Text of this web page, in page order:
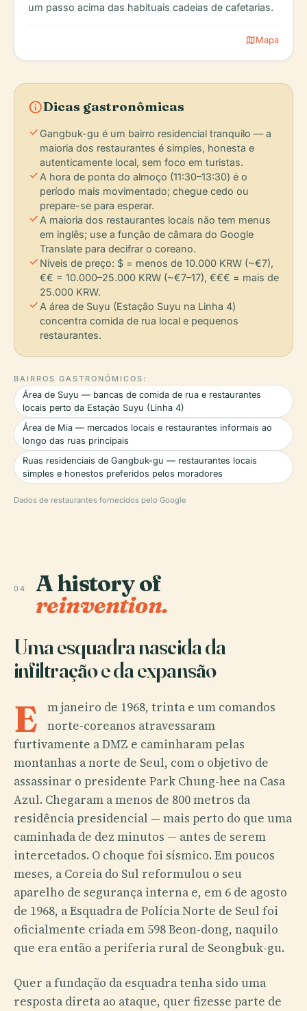
um passo acima das habituais cadeias de cafetarias.
mapMapa
infoDicas gastronômicas
check Gangbuk-gu é um bairro residencial tranquilo — a
maioria dos restaurantes é simples, honesta e
autenticamente local, sem foco em turistas.
check A hora de ponta do almoço (11:30–13:30) é o
período mais movimentado; chegue cedo ou
prepare-se para esperar.
check A maioria dos restaurantes locais não tem menus
em inglês; use a função de câmara do Google
Translate para decifrar o coreano.
check Níveis de preço: $ = menos de 10.000 KRW (~€7),
€€ = 10.000–25.000 KRW (~€7–17), €€€ = mais de
25.000 KRW.
check A área de Suyu (Estação Suyu na Linha 4)
concentra comida de rua local e pequenos
restaurantes.
BAIRROS GASTRONÔMICOS:
Área de Suyu — bancas de comida de rua e restaurantes
locais perto da Estação Suyu (Linha 4)
Área de Mia — mercados locais e restaurantes informais ao
longo das ruas principais
Ruas residenciais de Gangbuk-gu — restaurantes locais
simples e honestos preferidos pelos moradores
Dados de restaurantes fornecidos pelo Google
04 A history of
reinvention.
Uma esquadra nascida da
infiltração e da expansão
E
m janeiro de 1968, trinta e um comandos
norte-coreanos atravessaram
furtivamente a DMZ e caminharam pelas
montanhas a norte de Seul, com o objetivo de
assassinar o presidente Park Chung-hee na Casa
Azul. Chegaram a menos de 800 metros da
residência presidencial — mais perto do que uma
caminhada de dez minutos — antes de serem
intercetados. O choque foi sísmico. Em poucos
meses, a Coreia do Sul reformulou o seu
aparelho de segurança interna e, em 6 de agosto
de 1968, a Esquadra de Polícia Norte de Seul foi
oficialmente criada em 598 Beon-dong, naquilo
que era então a periferia rural de Seongbuk-gu.
Quer a fundação da esquadra tenha sido uma
resposta direta ao ataque, quer fizesse parte de